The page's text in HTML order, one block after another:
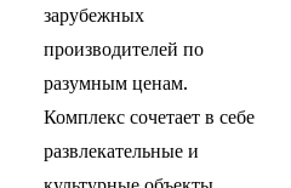
зарубежных
производителей по
разумным ценам.
Комплекс сочетает в себе
развлекательные и